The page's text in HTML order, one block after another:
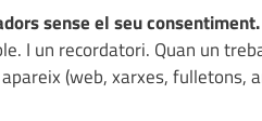
sense el seu
I un recordatori. Quan un
(web, xarxes, fulletons,